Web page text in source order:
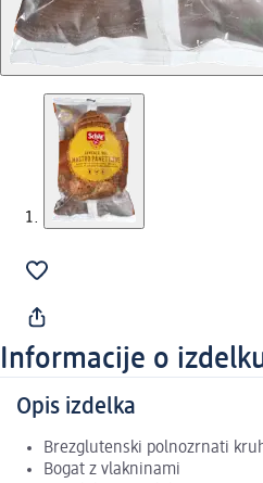
Informacije o
Opis izdelka
Brezglutenski polnozrnati
Bogat z vlakninami